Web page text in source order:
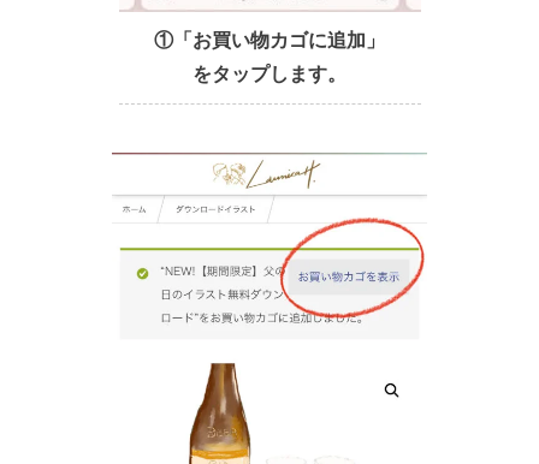
①「お買い物カゴに追加」
をタップします。